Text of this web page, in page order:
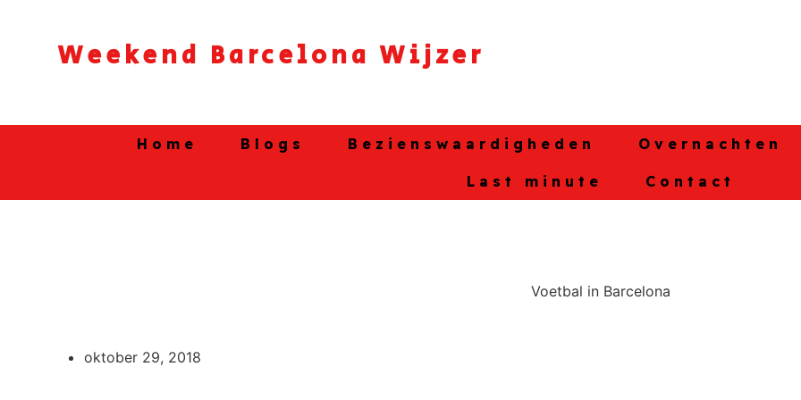
Weekend Barcelona Wijzer
Home Blogs Bezienswaardigheden Overnachten
Last minute Contact
Voetbal in Barcelona
oktober 29, 2018